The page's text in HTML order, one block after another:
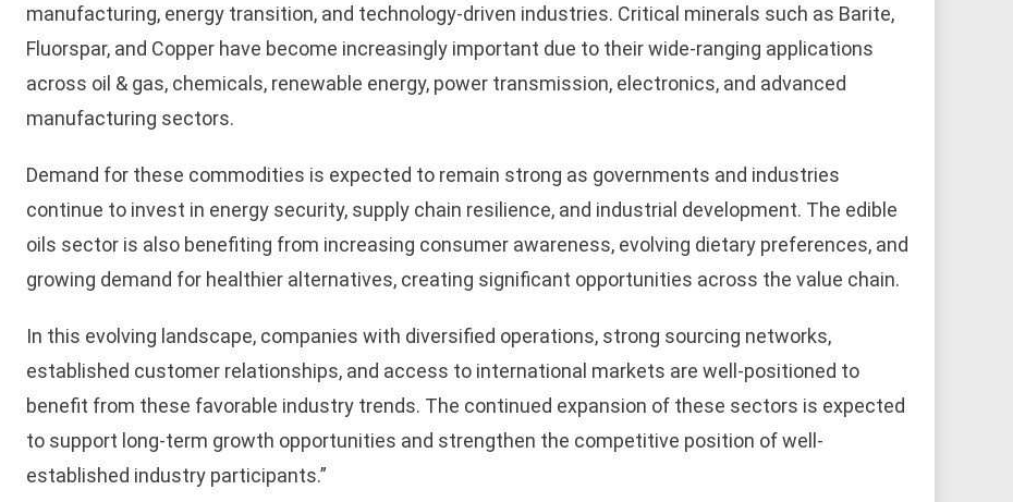
manufacturing, energy transition, and technology-driven industries. Critical minerals such as Barite,
Fluorspar, and Copper have become increasingly important due to their wide-ranging applications
across oil & gas, chemicals, renewable energy, power transmission, electronics, and advanced
manufacturing sectors.
Demand for these commodities is expected to remain strong as governments and industries
continue to invest in energy security, supply chain resilience, and industrial development. The edible
oils sector is also benefiting from increasing consumer awareness, evolving dietary preferences, and
growing demand for healthier alternatives, creating significant opportunities across the value chain.
In this evolving landscape, companies with diversified operations, strong sourcing networks,
established customer relationships, and access to international markets are well-positioned to
benefit from these favorable industry trends. The continued expansion of these sectors is expected
to support long-term growth opportunities and strengthen the competitive position of well-
established industry participants.”